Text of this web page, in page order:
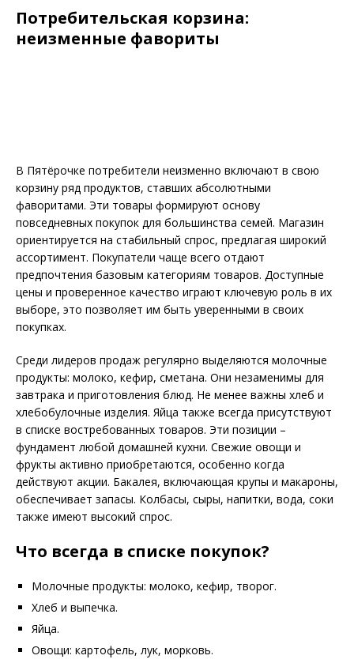
Потребительская корзина:
неизменные фавориты
В Пятёрочке потребители неизменно включают в свою
корзину ряд продуктов, ставших абсолютными
фаворитами. Эти товары формируют основу
повседневных покупок для большинства семей. Магазин
ориентируется на стабильный спрос, предлагая широкий
ассортимент. Покупатели чаще всего отдают
предпочтения базовым категориям товаров. Доступные
цены и проверенное качество играют ключевую роль в их
выборе, это позволяет им быть уверенными в своих
покупках.
Среди лидеров продаж регулярно выделяются молочные
продукты: молоко, кефир, сметана. Они незаменимы для
завтрака и приготовления блюд. Не менее важны хлеб и
хлебобулочные изделия. Яйца также всегда присутствуют
в списке востребованных товаров. Эти позиции –
фундамент любой домашней кухни. Свежие овощи и
фрукты активно приобретаются, особенно когда
действуют акции. Бакалея, включающая крупы и макароны,
обеспечивает запасы. Колбасы, сыры, напитки, вода, соки
также имеют высокий спрос.
Что всегда в списке покупок?
Молочные продукты: молоко, кефир, творог.
Хлеб и выпечка.
Яйца.
Овощи: картофель, лук, морковь.